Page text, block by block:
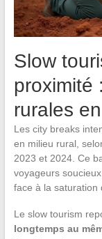
Slow
proximité
rurales
Les city breaks
en milieu rural,
2023 et 2024. Ce
voyageurs
face à la saturation
Le slow tourism
longtemps au